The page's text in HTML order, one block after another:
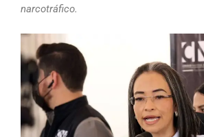
narcotráfico.